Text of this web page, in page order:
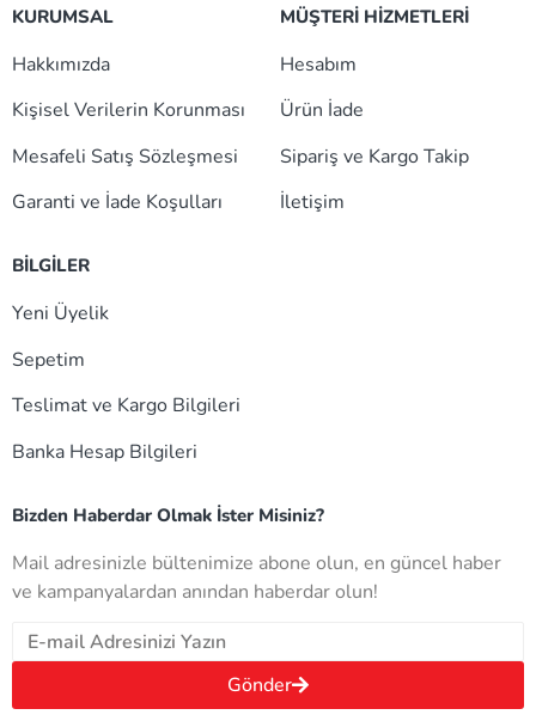
KURUMSAL
Hakkımızda
Kişisel Verilerin Korunması
Mesafeli Satış Sözleşmesi
Garanti ve İade Koşulları
MÜŞTERİ HİZMETLERİ
Hesabım
Ürün İade
Sipariş ve Kargo Takip
İletişim
BİLGİLER
Yeni Üyelik
Sepetim
Teslimat ve Kargo Bilgileri
Banka Hesap Bilgileri
Bizden Haberdar Olmak İster Misiniz?
Mail adresinizle bültenimize abone olun, en güncel haber
ve kampanyalardan anından haberdar olun!
Gönder